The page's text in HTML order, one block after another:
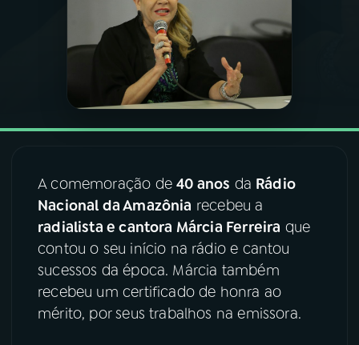
PODCASTS
07ÚLTIMAS
08FESTIVAL DE MÚSICA
ACOMPANHE A RÁDIO NACIONAL
YouTube Facebook
Instagram X
A comemoração de40 anos da Rádio
Nacional da Amazônia recebeu a
radialista e cantora Márcia Ferreira que
contou o seu início na rádio e cantou
sucessos da época. Márcia também
recebeu um certificado de honra ao
mérito, por seus trabalhos na emissora.